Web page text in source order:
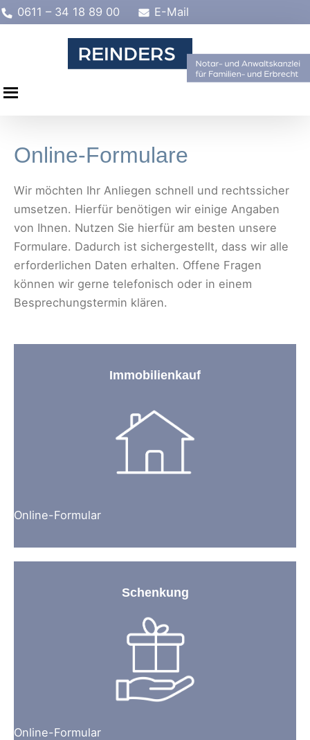
Zum
Inhalt
0611 – 34 18 89 00 E-Mail
Online-Formulare
Wir möchten Ihr Anliegen schnell und rechtssicher
umsetzen. Hierfür benötigen wir einige Angaben
von Ihnen. Nutzen Sie hierfür am besten unsere
Formulare. Dadurch ist sichergestellt, dass wir alle
erforderlichen Daten erhalten. Offene Fragen
können wir gerne telefonisch oder in einem
Besprechungstermin klären.
Immobilienkauf
Online-Formular
Schenkung
Online-Formular